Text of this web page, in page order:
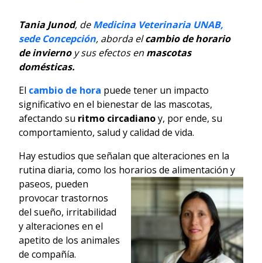
Tania Junod, deMedicina Veterinaria UNAB,
sede Concepción, aborda elcambio de horario
de inviernoy sus efectos en mascotas
domésticas.
El cambio de hora puede tener un impacto
significativo en el bienestar de las mascotas,
afectando su ritmo circadianoy, por ende, su
comportamiento, salud y calidad de vida.
Hay estudios que señalan que alteraciones en la
rutina diaria, como los horarios de alimentación y
paseos, pueden
provocar trastornos
del sueño, irritabilidad
y alteraciones en el
apetito de los animales
de compañía.